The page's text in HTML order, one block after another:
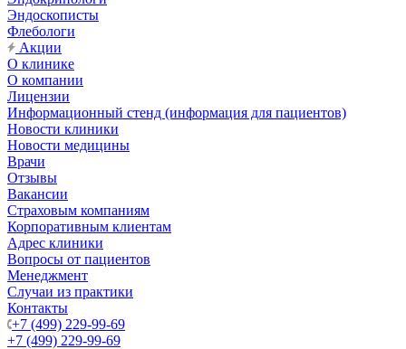
Эндоскописты
Флебологи
Акции
О клинике
О компании
Лицензии
Информационный стенд (информация для пациентов)
Новости клиники
Новости медицины
Врачи
Отзывы
Вакансии
Страховым компаниям
Корпоративным клиентам
Адрес клиники
Вопросы от пациентов
Менеджмент
Случаи из практики
Контакты
+7 (499) 229-99-69
+7 (499) 229-99-69